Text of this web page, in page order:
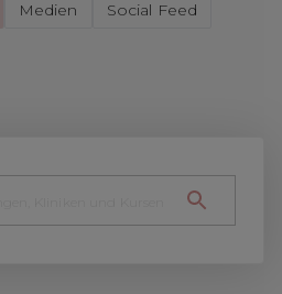
Medien Social Feed